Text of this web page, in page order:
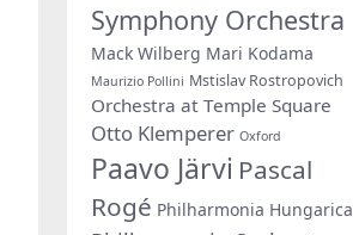
Symphony Orchestra
Mack Wilberg Mari Kodama
Maurizio Pollini Mstislav Rostropovich
Orchestra at Temple Square
Otto Klemperer Oxford
Paavo Järvi Pascal
Rogé Philharmonia Hungarica